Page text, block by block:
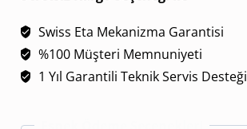
Kadran
Çift
Renk
Swiss Eta Mekanizma Garantisi
%100 Müşteri Memnuniyeti
1 Yıl Garantili Teknik Servis Desteği